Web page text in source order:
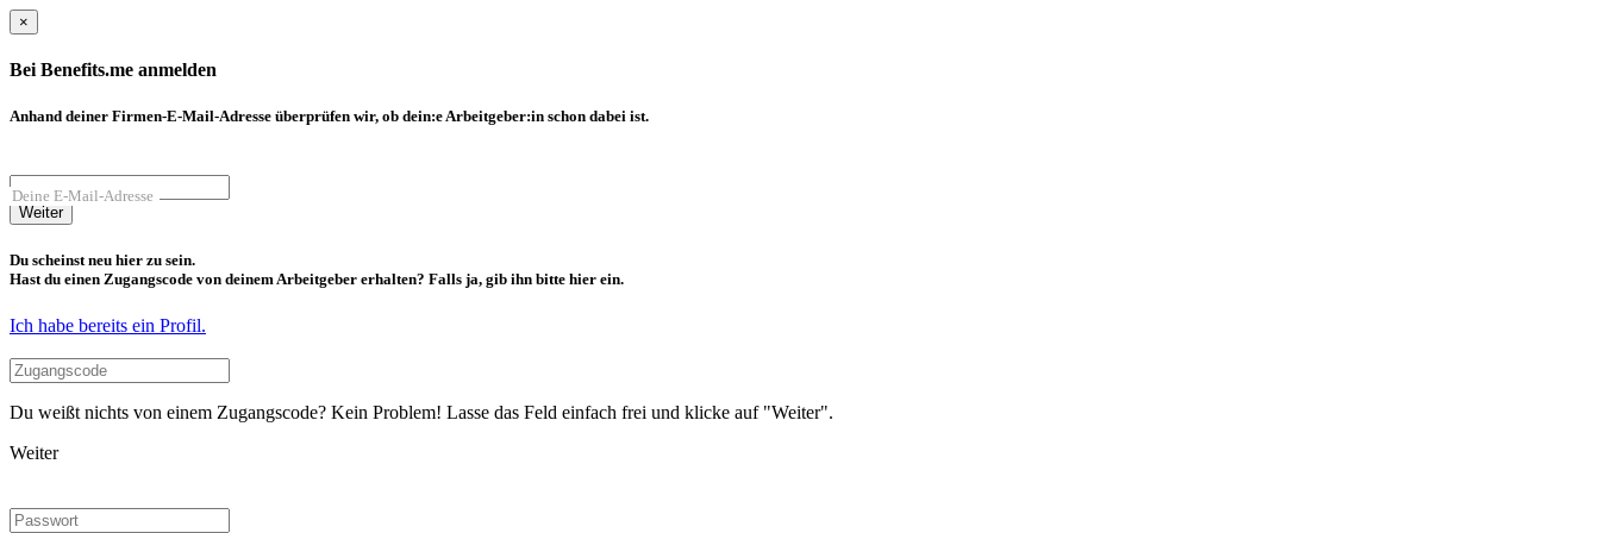
×
Bei Benefits.me anmelden
Anhand deiner Firmen-E-Mail-Adresse überprüfen wir, ob dein:e Arbeitgeber:in schon dabei ist.
Deine E-Mail-Adresse
Weiter
Du scheinst neu hier zu sein.
Hast du einen Zugangscode von deinem Arbeitgeber erhalten? Falls ja, gib ihn bitte hier ein.
Ich habe bereits ein Profil.
Du weißt nichts von einem Zugangscode? Kein Problem! Lasse das Feld einfach frei und klicke auf "Weiter".
Weiter